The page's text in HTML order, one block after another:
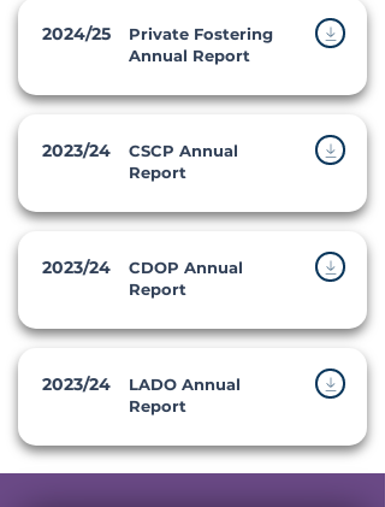
2024/25
Private Fostering
Annual Report
2023/24
CSCP Annual
Report
2023/24
CDOP Annual
Report
2023/24
LADO Annual
Report